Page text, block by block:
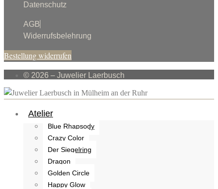
Datenschutz
AGB
Widerrufsbelehrung
Bestellung widerrufen
© 2026 – Juwelier Laerbusch
Atelier
Blue Rhapsody
Crazy Color
Der Siegelring
Dragon
Golden Circle
Happy Glow